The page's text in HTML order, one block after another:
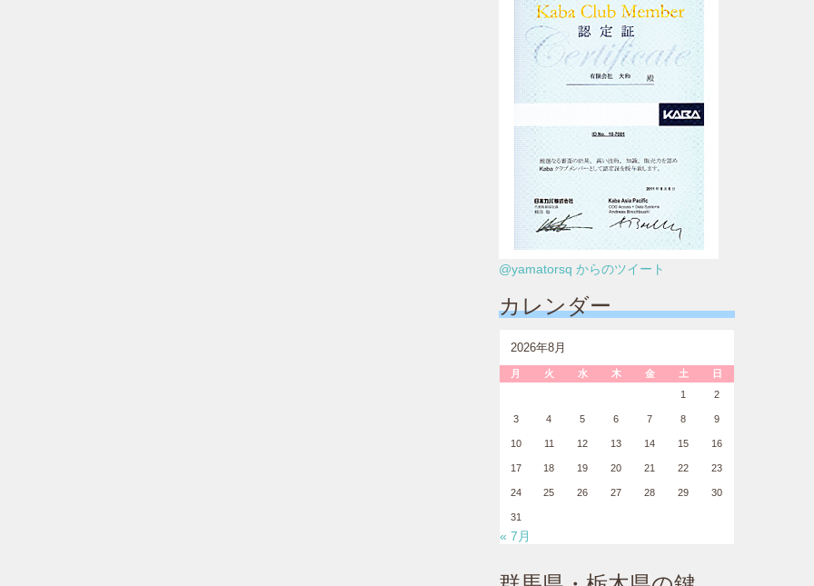
@yamatorsq からのツイート
カレンダー
2026年8月
月 火 水 木 金 土
日
1
2
3 4 5 6 7 8 9
10 11 12 13 14 15 16
17 18 19 20 21 22 23
24 25 26 27 28 29 30
31
« 7月